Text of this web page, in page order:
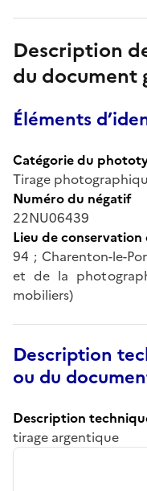
Description
du document
Éléments
Catégorie du
Tirage
Numéro du négatif
22NU06439
Lieu de
94 ; Charenton-le-
et de la
mobiliers)
Description
ou du
Description
tirage argentique